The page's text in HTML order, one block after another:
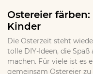
Ostereier
Kinder
Die Osterzeit steht
tolle DIY-Ideen, die
machen. Für viele ist es
gemeinsam Ostereier